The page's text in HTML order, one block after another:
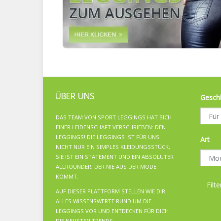
ÜBER UNS
DAS TEAM VON SPORT LEGGINGS HAT SICH
EINER LEIDENSCHAFT VERSCHRIEBEN: DEN
LEGGINGS! DIE LEGGINGS IST FÜR UNS
NICHT NUR EIN SIMPLES KLEIDUNGSSTÜCK,
SIE IST EIN STATEMENT UND EIN ABSOLUTER
ALLROUNDER, DER NIE AUS DER MODE
KOMMT.
AUF DIESER PLATTFORM STELLEN WIE DIR
ALLES WISSENSWERTE RUND UM DIE
LEGGINGS VOR UND ENTDECKEN FÜR DICH
Art